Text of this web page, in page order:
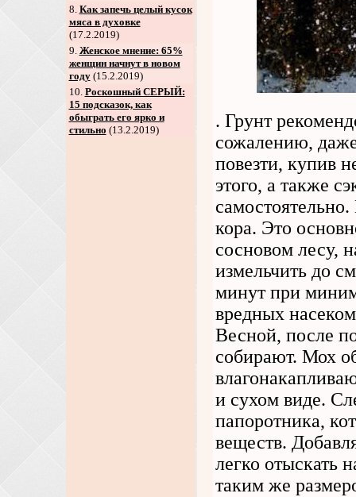
8. Как запечь целый кусок
мяса в духовке
(17.2.2019)
9. Женское мнение: 65%
женщин начнут в новом
году(15.2.2019)
10. Роскошный СЕРЫЙ:
15 подсказок, как
обыграть его ярко и
стильно (13.2.2019)
. Грунт
сожалению,
повезти, купив
этого, а также
кора. Это
сосновом лесу,
измельчить до
минут при
вредных
Весной, после
собирают. Мох
и сухом виде.
папоротника,
веществ.
легко отыскать
таким же